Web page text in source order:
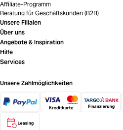
Affiliate-Programm
Beratung für Geschäftskunden (B2B)
Unsere Filialen
Über uns
Angebote & Inspiration
Hilfe
Services
Unsere Zahlmöglichkeiten